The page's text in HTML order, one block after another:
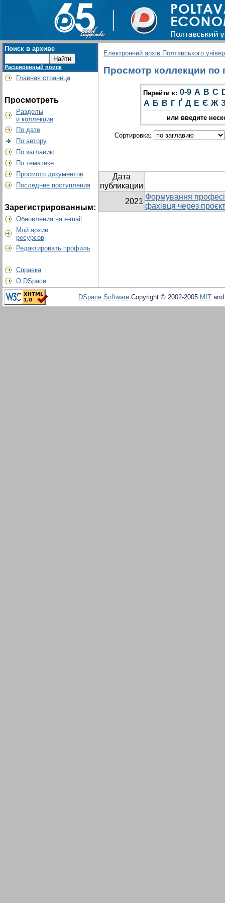
Поиск в архиве
Расширенный поиск
Главная страница
Просмотреть
Разделы
и коллекции
По дате
По автору
По заглавию
По тематике
Просмотр документов
Последние поступления
Зарегистрированным:
Обновления на e-mail
Мой архив
ресурсов
Редактировать профиль
Справка
О DSpace
Електронний архів Полтавського
Просмотр коллекции по
Перейти к: 0-9 A B C
А Б В Г Ґ Д Е Є Ж
или введите
Сортировка:
Дата
публикации
2021
Формування
фахiвця через
DSpace Software Copyright © 2002-2005 MIT